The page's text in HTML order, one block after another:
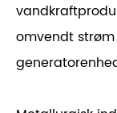
omvendt